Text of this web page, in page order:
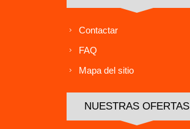
Contactar
FAQ
Mapa del sitio
NUESTRAS OFERTAS